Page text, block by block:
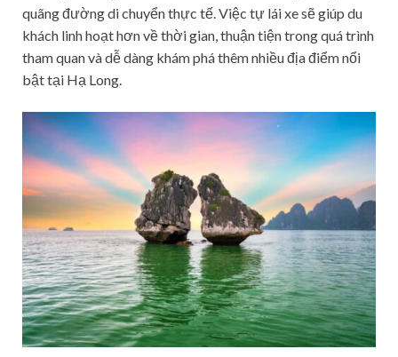
quãng đường di chuyển thực tế. Việc tự lái xe sẽ giúp du
khách linh hoạt hơn về thời gian, thuận tiện trong quá trình
tham quan và dễ dàng khám phá thêm nhiều địa điểm nổi
bật tại Hạ Long.